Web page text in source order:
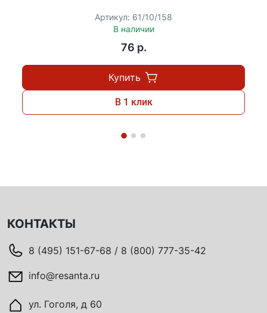
Артикул: 61/10/158
В наличии
76 p.
Купить
В 1 клик
КОНТАКТЫ
8 (495) 151-67-68 / 8 (800) 777-35-42
info@resanta.ru
ул. Гоголя, д 60